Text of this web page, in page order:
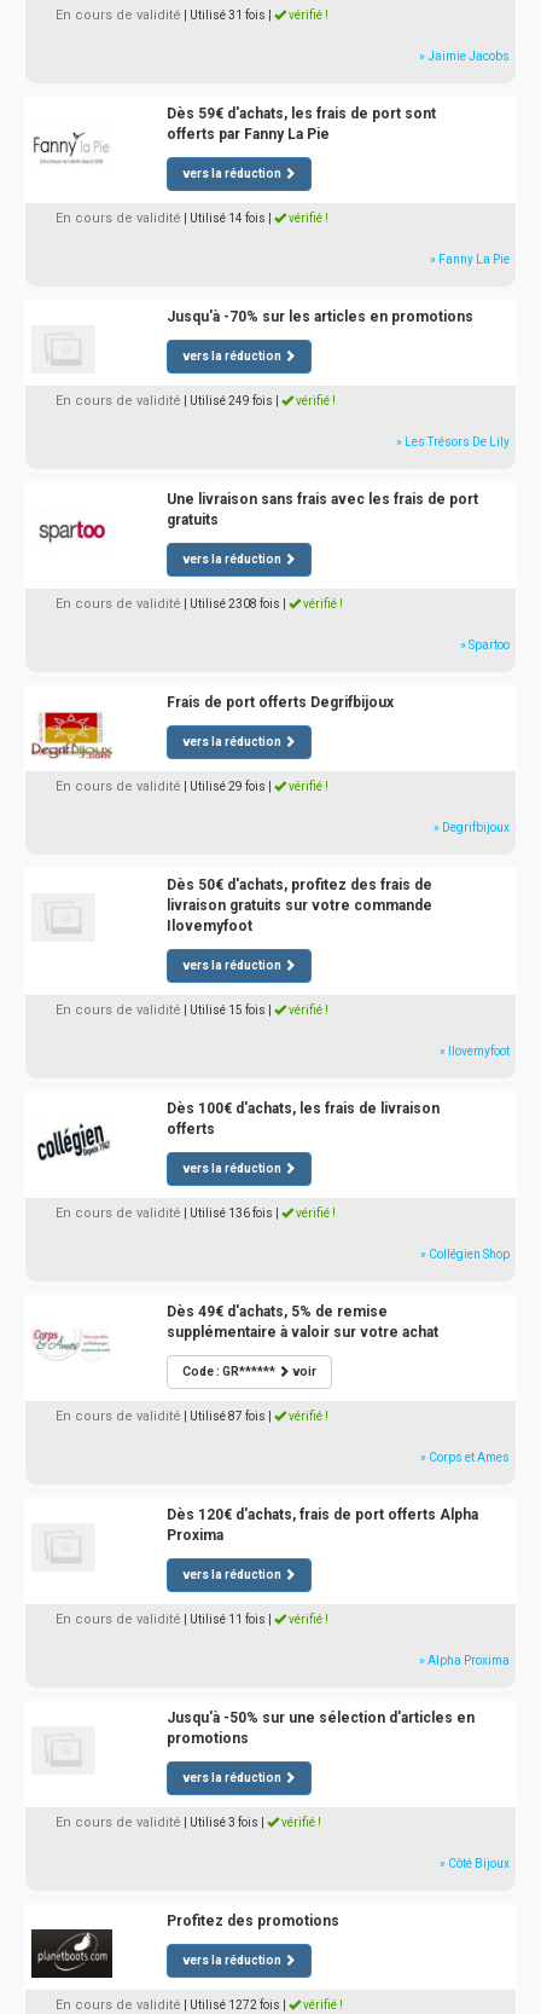
En cours de validité | Utilisé 31 fois vérifié !
» Jaimie Jacobs
Dès 59€ d'achats, les frais de port sont
offerts par Fanny La Pie
vers la réduction
En cours de validité | Utilisé 14 fois vérifié !
» Fanny La Pie
Jusqu'à -70% sur les articles en promotions
vers la réduction
En cours de validité | Utilisé 249 fois vérifié !
» Les Trésors De Lily
Une livraison sans frais avec les frais de port
gratuits
vers la réduction
En cours de validité | Utilisé 2308 fois vérifié !
» Spartoo
Frais de port offerts Degrifbijoux
vers la réduction
En cours de validité | Utilisé 29 fois vérifié !
» Degrifbijoux
Dès 50€ d'achats, profitez des frais de
livraison gratuits sur votre commande
Ilovemyfoot
vers la réduction
En cours de validité | Utilisé 15 fois vérifié !
» Ilovemyfoot
Dès 100€ d'achats, les frais de livraison
offerts
vers la réduction
En cours de validité | Utilisé 136 fois vérifié !
» Collégien Shop
Dès 49€ d'achats, 5% de remise
supplémentaire à valoir sur votre achat
Code : GR****** voir
En cours de validité | Utilisé 87 fois vérifié !
» Corps et Ames
Dès 120€ d'achats, frais de port offerts Alpha
Proxima
vers la réduction
En cours de validité | Utilisé 11 fois vérifié !
» Alpha Proxima
Jusqu'à -50% sur une sélection d'articles en
promotions
vers la réduction
En cours de validité | Utilisé 3 fois vérifié !
» Côté Bijoux
Profitez des promotions
vers la réduction
En cours de validité | Utilisé 1272 fois vérifié !